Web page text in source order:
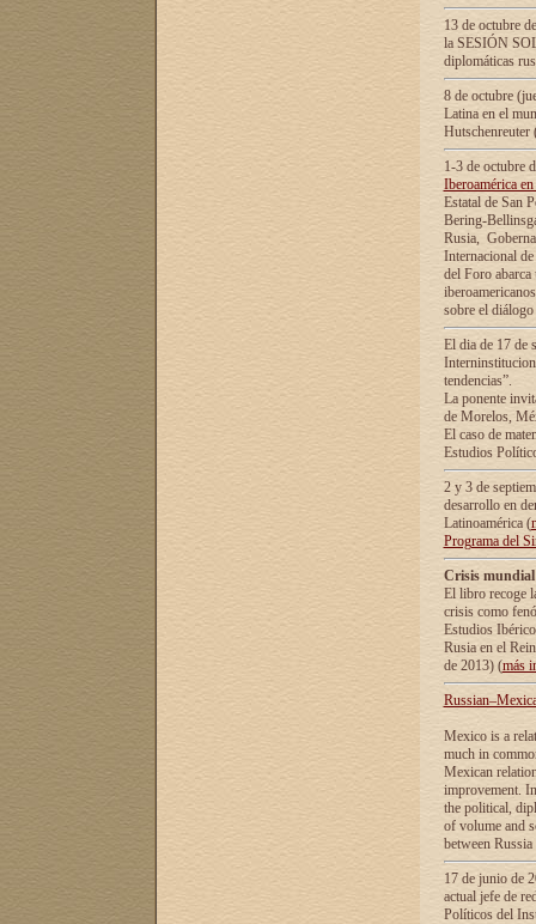
13 de octubre
la SESIÓN
diplomáticas
8 de octubre
Latina en el
1-3 de octubre
Iberoamérica
Estatal de San
Bering-
Rusia,
Internacional
del Foro
sobre el
El dia de 17 de
tendencias”.
La ponente
de Morelos,
El caso de
Estudios
2 y 3 de
desarrollo en
Latinoamérica (
Programa del
Crisis
El libro recoge
crisis como
Estudios
Rusia en el
de 2013) (más
Mexico is a
much in
Mexican
improvement.
the political,
of volume and
between
17 de junio de
actual jefe de
Políticos del